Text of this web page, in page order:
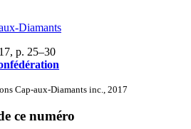
Diamants
, p. 25–30
Cap-aux-Diamants inc., 2017
ce numéro